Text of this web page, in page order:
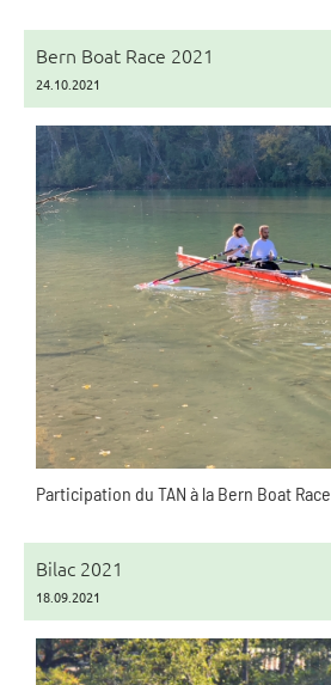
Bern Boat Race 2021
24.10.2021
Participation du TAN à la Bern Boat Race
Bilac 2021
18.09.2021